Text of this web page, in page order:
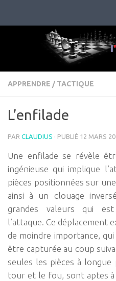
APPRENDRE / TACTIQUE
L’enfilade
PAR CLAUDIUS · PUBLIÉ 12 MARS
Une enfilade se révèle
ingénieuse qui implique
pièces positionnées sur
ainsi à un clouage
grandes valeurs qui
l’attaque. Ce déplacement
de moindre importance,
être capturée au coup
seules les pièces à longue
tour et le fou, sont aptes à